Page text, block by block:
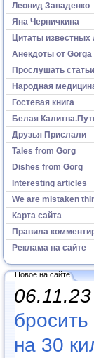
Леонид Западенко
Яна Черничкина
Цитаты известных
Анекдоты от Gorga
Прослушать
Народная
Гостевая книга
Белая
Друзья Прислали
Tales from Gorg
Dishes from Gorg
Interesting articles
We are mistaken
Карта сайта
Правила
Реклама на сайте
Новое на сайте
06.11.23
бросить
на 30